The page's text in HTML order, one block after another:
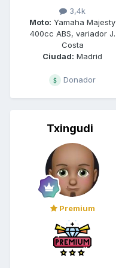
3,4k
Moto: Yamaha Majesty
400cc ABS, variador J.
Costa
Ciudad: Madrid
Donador
Txingudi
Premium